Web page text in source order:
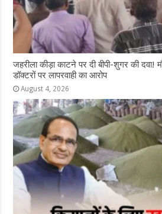
जहरीला कीड़ा काटने पर दी बीपी-शुगर की दवा!
डॉक्टरों पर लापरवाही का आरोप
August 4, 2026